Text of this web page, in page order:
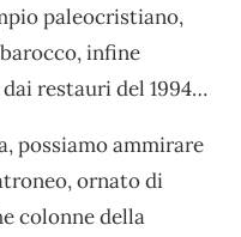
paleocristiano,
infine
restauri del 1994…
possiamo ammirare
ornato di
colonne della